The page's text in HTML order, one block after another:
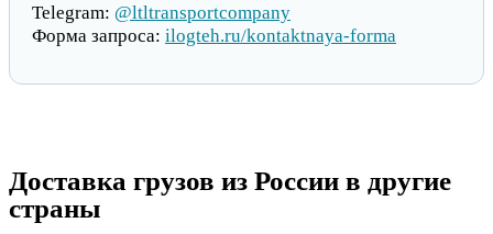
Telegram: @ltltransportcompany
Форма запроса: ilogteh.ru/kontaktnaya-forma
Доставка грузов из России в другие
страны